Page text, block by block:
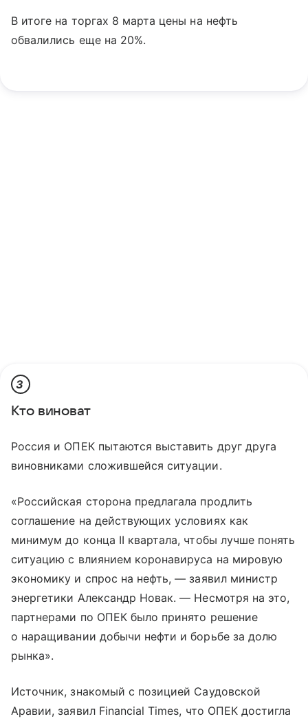
В итоге на торгах 8 марта цены на нефть
обвалились еще на 20%.
3
Кто виноват
Россия и ОПЕК пытаются выставить друг друга
виновниками сложившейся ситуации.
«Российская сторона предлагала продлить
соглашение на действующих условиях как
минимум до конца II квартала, чтобы лучше понять
ситуацию с влиянием коронавируса на мировую
экономику и спрос на нефть, — заявил министр
энергетики Александр Новак. — Несмотря на это,
партнерами по ОПЕК было принято решение
о наращивании добычи нефти и борьбе за долю
рынка».
Источник, знакомый с позицией Саудовской
Аравии, заявил Financial Times, что ОПЕК достигла